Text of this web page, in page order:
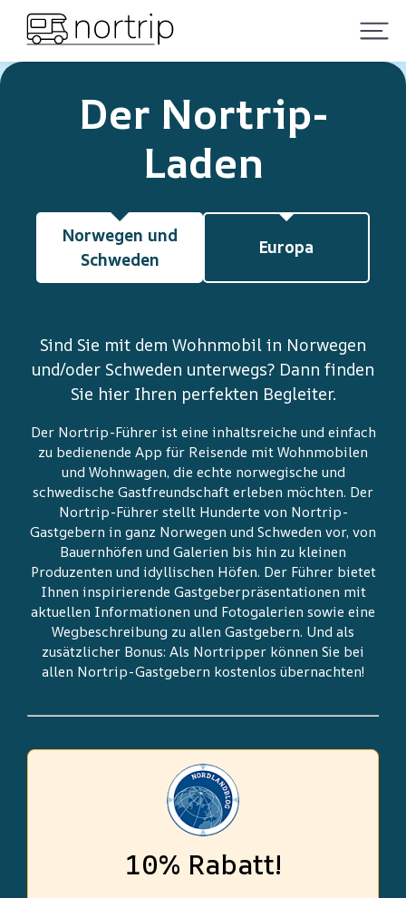
Der Nortrip-
Laden
Norwegen und
Schweden
Europa
Sind Sie mit dem Wohnmobil in Norwegen
und/oder Schweden unterwegs? Dann finden
Sie hier Ihren perfekten Begleiter.
Der Nortrip-Führer ist eine inhaltsreiche und einfach
zu bedienende App für Reisende mit Wohnmobilen
und Wohnwagen, die echte norwegische und
schwedische Gastfreundschaft erleben möchten. Der
Nortrip-Führer stellt Hunderte von Nortrip-
Gastgebern in ganz Norwegen und Schweden vor, von
Bauernhöfen und Galerien bis hin zu kleinen
Produzenten und idyllischen Höfen. Der Führer bietet
Ihnen inspirierende Gastgeberpräsentationen mit
aktuellen Informationen und Fotogalerien sowie eine
Wegbeschreibung zu allen Gastgebern. Und als
zusätzlicher Bonus: Als Nortripper können Sie bei
allen Nortrip-Gastgebern kostenlos übernachten!
10% Rabatt!